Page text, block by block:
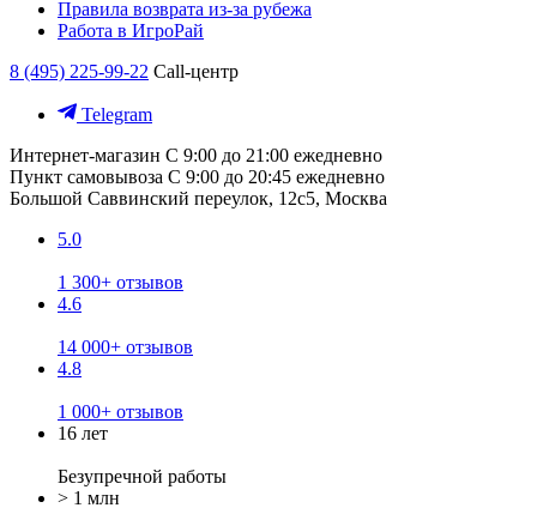
Правила возврата из-за рубежа
Работа в ИгроРай
8 (495) 225-99-22 Call-центр
Telegram
Интернет-магазин С 9:00 до 21:00 ежедневно
Пункт самовывоза С 9:00 до 20:45 ежедневно
Большой Саввинский переулок, 12с5, Москва
5.0
1 300+ отзывов
4.6
14 000+ отзывов
4.8
1 000+ отзывов
16 лет
Безупречной работы
> 1 млн